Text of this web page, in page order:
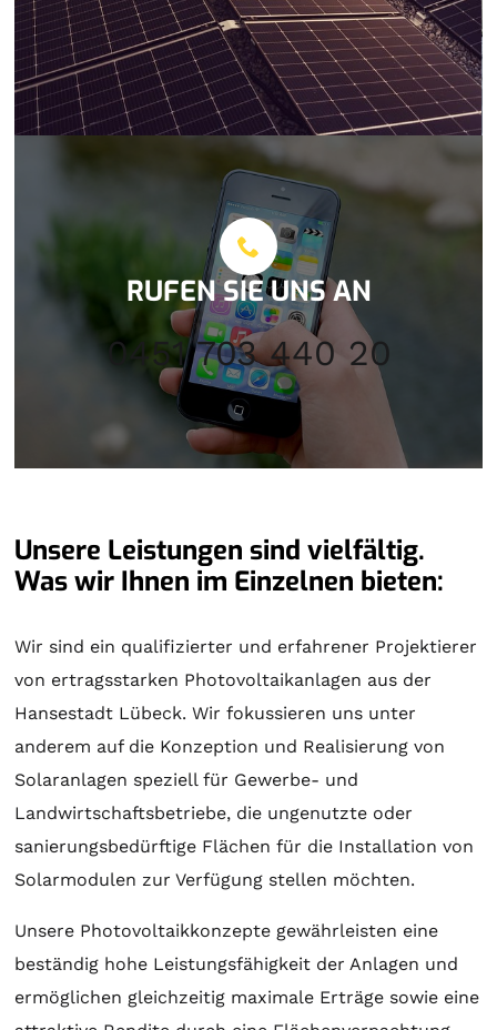
RUFEN SIE UNS AN
0451 703 440 20
Unsere Leistungen sind vielfältig.
Was wir Ihnen im Einzelnen bieten:
Wir sind ein qualifizierter und erfahrener Projektierer
von ertragsstarken Photovoltaikanlagen aus der
Hansestadt Lübeck. Wir fokussieren uns unter
anderem auf die Konzeption und Realisierung von
Solaranlagen speziell für Gewerbe- und
Landwirtschaftsbetriebe, die ungenutzte oder
sanierungsbedürftige Flächen für die Installation von
Solarmodulen zur Verfügung stellen möchten.
Unsere Photovoltaikkonzepte gewährleisten eine
beständig hohe Leistungsfähigkeit der Anlagen und
ermöglichen gleichzeitig maximale Erträge sowie eine